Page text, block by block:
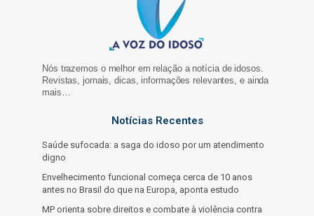
Nós trazemos o melhor em relação a notícia de idosos.
Revistas, jornais, dicas, informações relevantes, e ainda
mais…
Notícias Recentes
Saúde sufocada: a saga do idoso por um atendimento
digno
Envelhecimento funcional começa cerca de 10 anos
antes no Brasil do que na Europa, aponta estudo
MP orienta sobre direitos e combate à violência contra